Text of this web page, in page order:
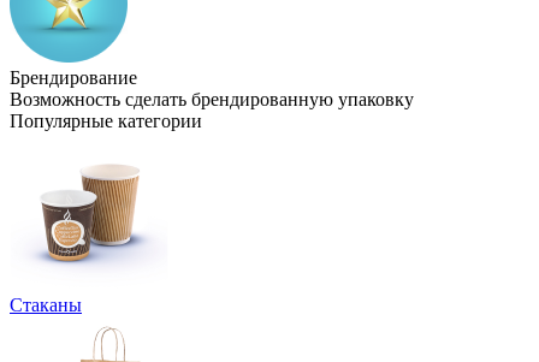
Брендирование
Возможность сделать брендированную упаковку
Популярные категории
Стаканы